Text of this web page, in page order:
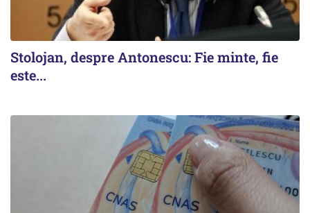
Stolojan, despre Antonescu: Fie minte, fie
este...